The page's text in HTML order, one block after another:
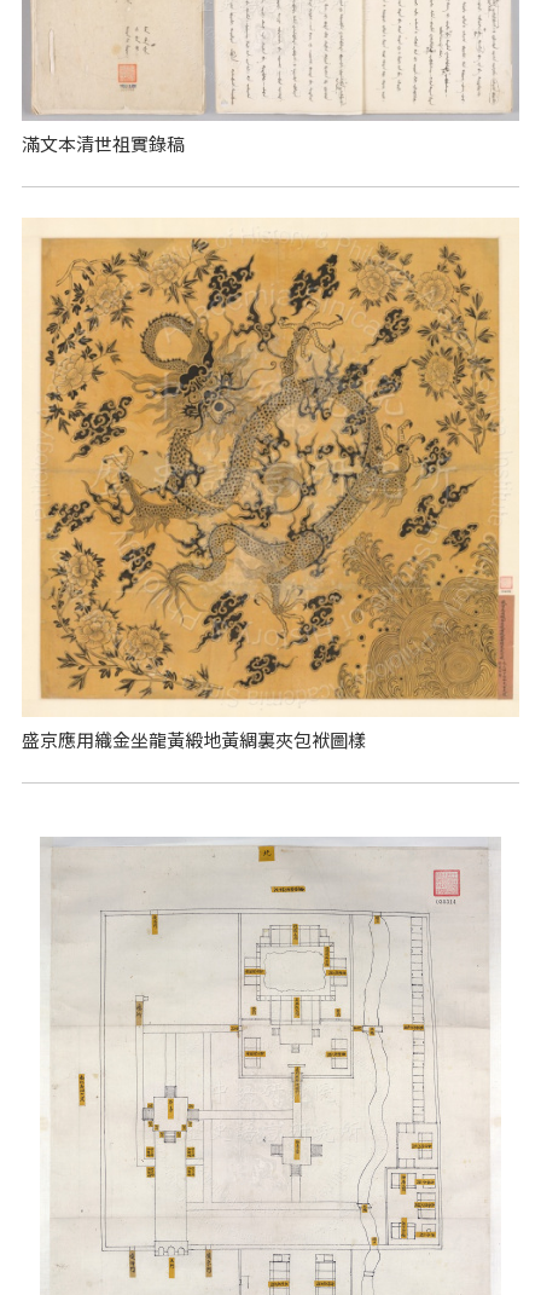
滿文本清世祖實錄稿
盛京應用織金坐龍黃緞地黃綢裏夾包袱圖樣